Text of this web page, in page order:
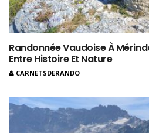
Randonnée Vaudoise À
Entre Histoire Et Nature
CARNETSDERANDO